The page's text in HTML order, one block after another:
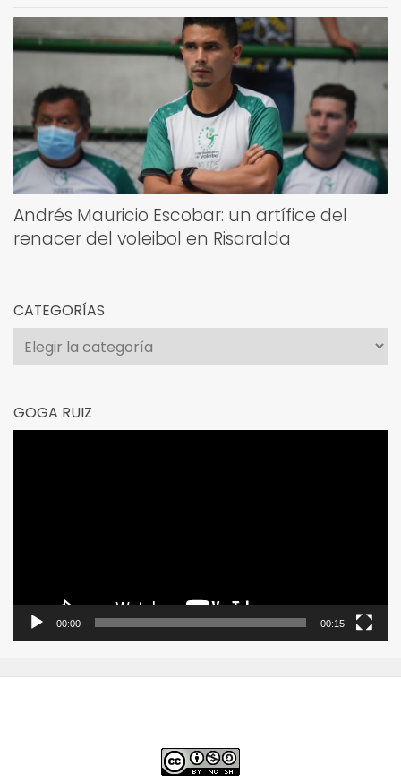
Andrés Mauricio Escobar: un artífice del
renacer del voleibol en Risaralda
CATEGORÍAS
Categorías
GOGA RUIZ
00:00 00:15